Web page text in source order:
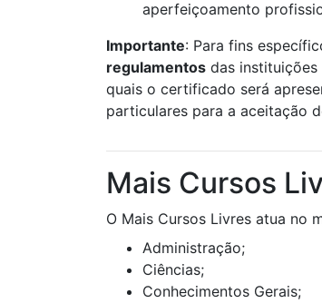
aperfeiçoamento
Importante: Para fins
regulamentos das
quais o certificado será
particulares para a aceitação
Mais Cursos
O Mais Cursos Livres atua no
Administração;
Ciências;
Conhecimentos Gerais;